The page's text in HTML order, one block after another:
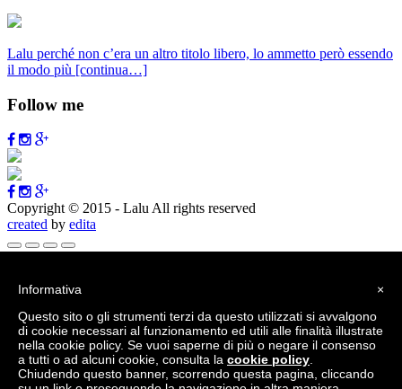
Lalu perché non c’era un altro titolo libero, lo ammetto però essendo
il modo più [continua…]
Follow me
Copyright © 2015 - Lalu All rights reserved
created by edita
WordPress.org
Documentazione
Supporto
Feedback
Accedi
×
Informativa
Questo sito o gli strumenti terzi da questo utilizzati si avvalgono
di cookie necessari al funzionamento ed utili alle finalità illustrate
nella cookie policy. Se vuoi saperne di più o negare il consenso
a tutti o ad alcuni cookie, consulta la cookie policy
Chiudendo questo banner, scorrendo questa pagina, cliccando